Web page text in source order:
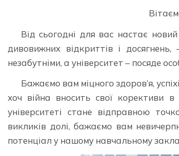
Від сьогодні для вас настає
дивовижних відкриттів і
незабутніми, а університет – посяде
Бажаємо вам міцного здоров’я,
хоч війна вносить свої корективи
університеті стане відправною
викликів долі, бажаємо вам
потенціал у нашому навчальному